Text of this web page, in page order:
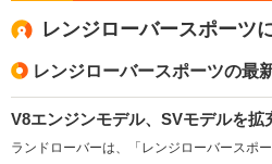
レンジローバースポーツ
レンジローバースポーツの最
V8エンジンモデル、SVモデルを拡